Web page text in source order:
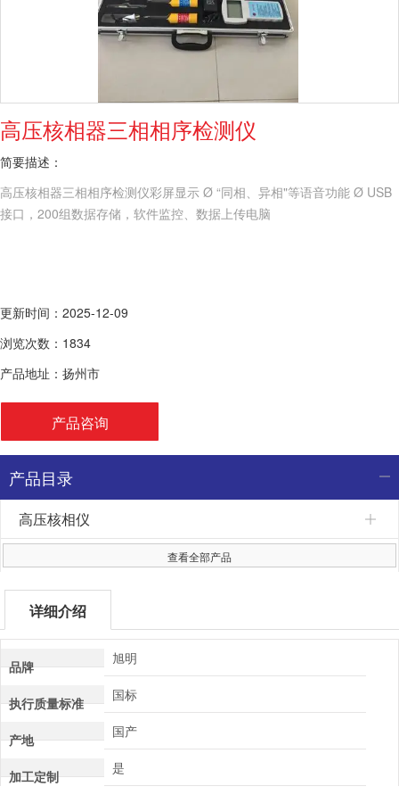
高压核相器三相相序检测仪
简要描述：
高压核相器三相相序检测仪彩屏显示 Ø “同相、异相"等语音功能 Ø USB
接口，200组数据存储，软件监控、数据上传电脑
更新时间：2025-12-09
浏览次数：1834
产品地址：扬州市
产品咨询
产品目录
高压核相仪
查看全部产品
详细介绍
品牌 旭明
执行质量标准 国标
产地 国产
加工定制 是